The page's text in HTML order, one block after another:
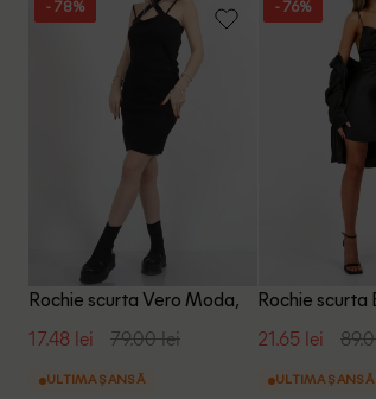
- 78%
Rochie scurta Vero Moda,
17.48 lei 79.00 lei
ULTIMA ȘANSĂ
- 76%
Rochie scurta
21.65 lei
ULTIMA ȘANSĂ